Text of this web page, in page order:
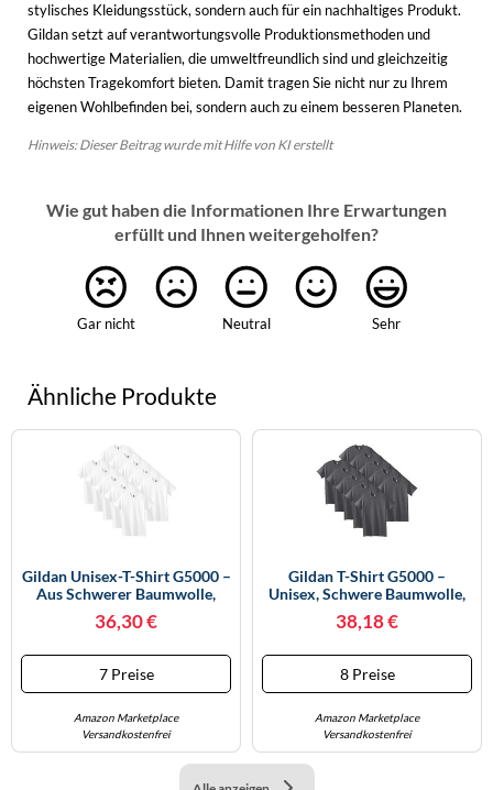
stylisches Kleidungsstück, sondern auch für ein nachhaltiges Produkt.
Gildan setzt auf verantwortungsvolle Produktionsmethoden und
hochwertige Materialien, die umweltfreundlich sind und gleichzeitig
höchsten Tragekomfort bieten. Damit tragen Sie nicht nur zu Ihrem
eigenen Wohlbefinden bei, sondern auch zu einem besseren Planeten.
Hinweis: Dieser Beitrag wurde mit Hilfe von KI erstellt
Wie gut haben die Informationen Ihre Erwartungen
erfüllt und Ihnen weitergeholfen?
Gar nicht Neutral Sehr
Ähnliche Produkte
Gildan Unisex-T-Shirt G5000 –
Aus Schwerer Baumwolle,
Mehrfarbig – Weiß, XL
36,30 €
7 Preise
Amazon Marketplace
Versandkostenfrei
Gildan T-Shirt G5000 –
Unisex, Schwere Baumwolle,
Mehrfarbig, Charcoal, XXL
38,18 €
8 Preise
Amazon Marketplace
Versandkostenfrei